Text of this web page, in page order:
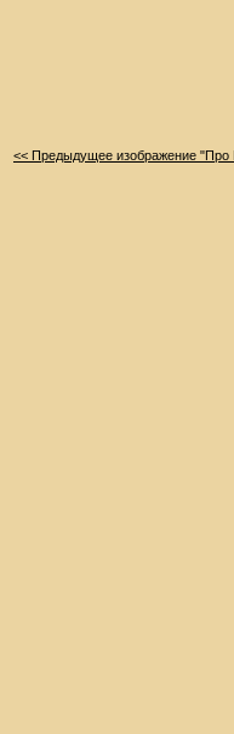
<< Предыдущее изображение "Про